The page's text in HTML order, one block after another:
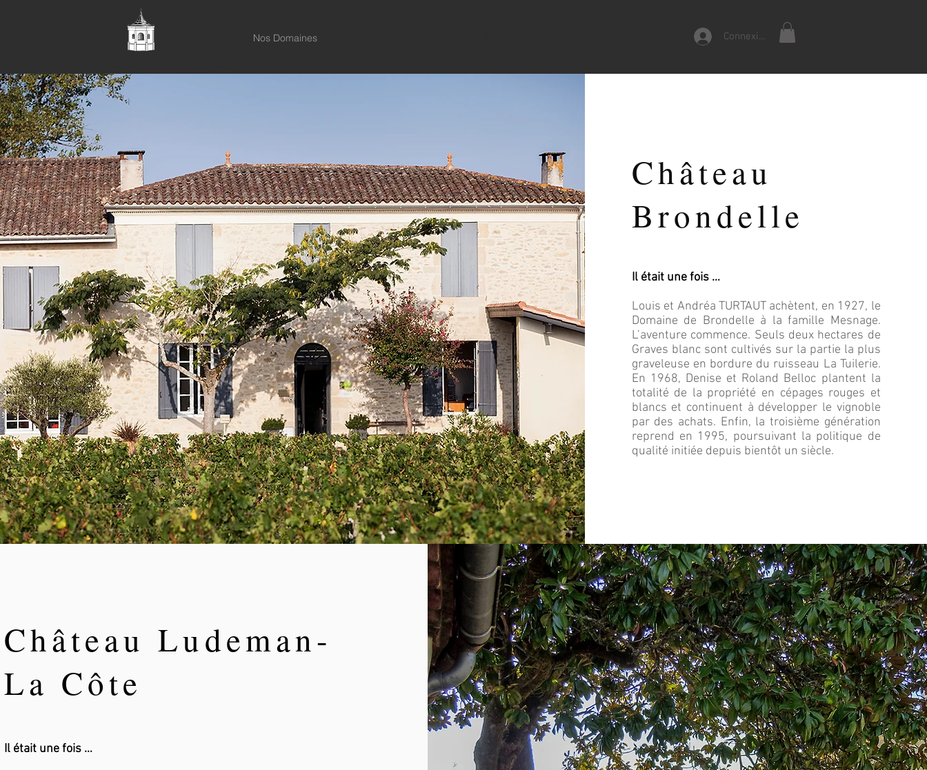
Nos Domaines Connexion
Château
Brondelle
Il était une fois …
Louis et Andréa TURTAUT achètent, en 1927, le
Domaine de Brondelle à la famille Mesnage.
L’aventure commence. Seuls deux hectares de
Graves blanc sont cultivés sur la partie la plus
graveleuse en bordure du ruisseau La Tuilerie.
En 1968, Denise et Roland Belloc plantent la
totalité de la propriété en cépages rouges et
blancs et continuent à développer le vignoble
par des achats. Enfin, la troisième génération
reprend en 1995, poursuivant la politique de
qualité initiée depuis bientôt un siècle.
Château Ludeman-
La Côte
Il était une fois …